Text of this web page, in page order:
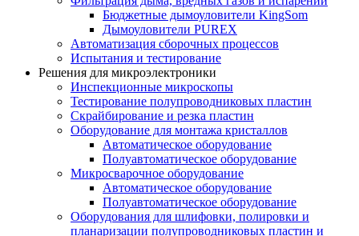
Бюджетные дымоуловители KingSom
Дымоуловители PUREX
Автоматизация сборочных процессов
Испытания и тестирование
Решения для микроэлектроники
Инспекционные микроскопы
Тестирование полупроводниковых пластин
Скрайбирование и резка пластин
Оборудование для монтажа кристаллов
Автоматическое оборудование
Полуавтоматическое оборудование
Микросварочное оборудование
Автоматическое оборудование
Полуавтоматическое оборудование
Оборудования для шлифовки, полировки и
планаризации полупроводниковых пластин и